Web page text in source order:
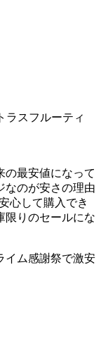
ラスフルーティ
の最安値になって
なのが安さの理由
心して購入でき
限りのセールにな
イム感謝祭で激安